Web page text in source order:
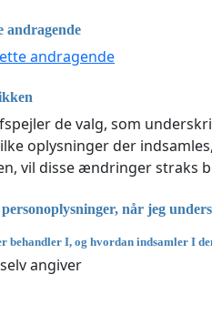
andragende
andragende
de valg, som
oplysninger der
vil disse ændringer straks
når jeg
behandler I, og hvordan indsamler I
angiver